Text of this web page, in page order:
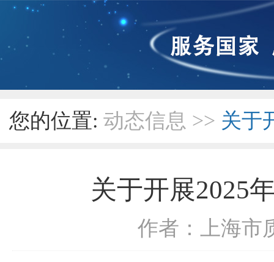
您的位置: 动态信息 >> 关于
关于开展2025
作者：上海市